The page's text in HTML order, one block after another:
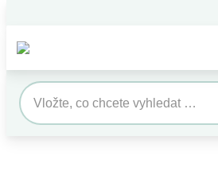
Search
for: